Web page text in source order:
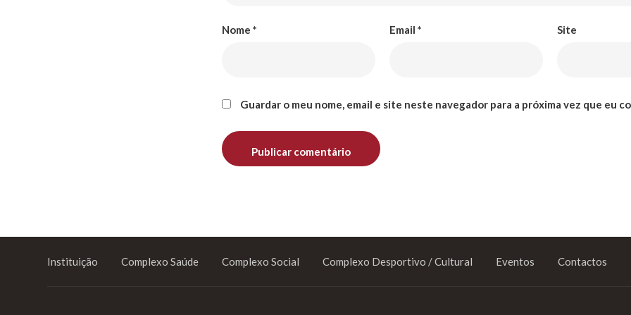
Nome * Email * Site
Guardar o meu nome, email e site neste navegador para a próxima vez que eu
Instituição Complexo Saúde Complexo Social Complexo Desportivo / Cultural Eventos Contactos